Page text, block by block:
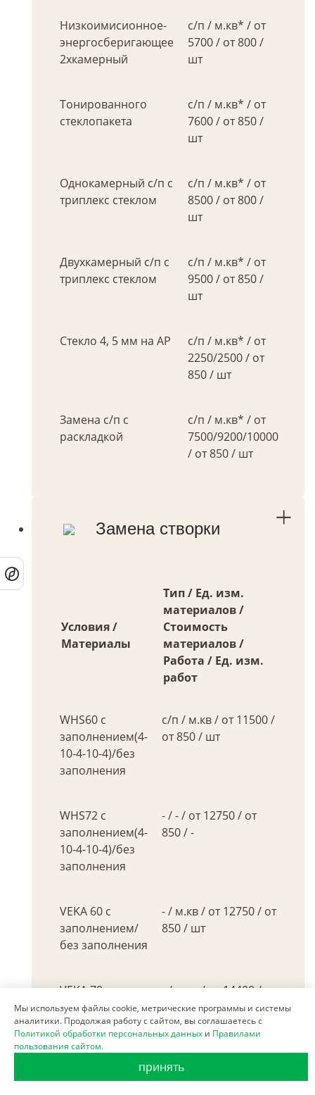
Низкоимисионное-
энергосберигающее
2хкамерный
с/п / м.кв* / от
5700 / от 800 /
шт
Тонированного
стеклопакета
с/п / м.кв* / от
7600 / от 850 /
шт
Однокамерный с/п с
триплекс стеклом
с/п / м.кв* / от
8500 / от 800 /
шт
Двухкамерный с/п с
триплекс стеклом
с/п / м.кв* / от
9500 / от 850 /
шт
Стекло 4, 5 мм на АР
с/п / м.кв* / от
2250/2500 / от
850 / шт
Замена с/п с
раскладкой
с/п / м.кв* / от
7500/9200/10000
/ от 850 / шт
Замена створки
Условия /
Материалы
Тип / Ед. изм.
материалов /
Стоимость
материалов /
Работа / Ед. изм.
работ
WHS60 с
заполнением(4-
10-4-10-4)/без
заполнения
с/п / м.кв / от 11500 /
от 850 / шт
WHS72 с
заполнением(4-
10-4-10-4)/без
заполнения
- / - / от 12750 / от
850 / -
VEKA 60 с
заполнением/
без заполнения
- / м.кв / от 12750 / от
850 / шт
VEKA 70 с
заполнением/
без заполнения
- / м.кв / от 14400 / от
850 / шт
Замена створки
Ал
- / м.кв / от 5000 / от
850 / шт
Мы используем файлы cookie, метрические программы и системы
аналитики. Продолжая работу с сайтом, вы соглашаетесь с
Политикой обработки персональных данных и Правилами
пользования сайтом.
принять